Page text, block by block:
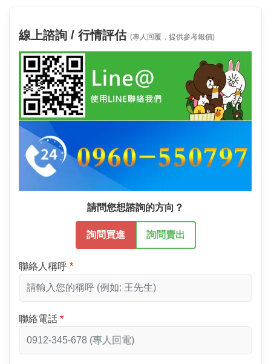
線上諮詢 / 行情評估 (專人回覆，提供參考報價)
請問您想諮詢的方向？
詢問買進 詢問賣出
聯絡人稱呼
聯絡電話